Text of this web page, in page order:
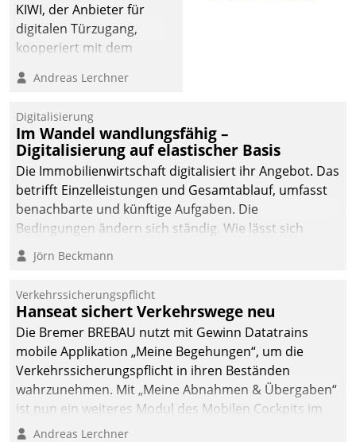
KIWI, der Anbieter für
digitalen Türzugang,
kooperiert mit dem
Softwareentwicklungshaus
Andreas Lerchner
Digitalisierung
Im Wandel wandlungsfähig –
Digitalisierung auf elastischer Basis
Die Immobilienwirtschaft digitalisiert ihr Angebot. Das
betrifft Einzelleistungen und Gesamtablauf, umfasst
benachbarte und künftige Aufgaben. Die
Bedingungen ändern sich ständig. Wie lässt sich
technisch die Kontrolle wahren und zugleich Freiraum
fürs Wachsen öffnen?
Jörn Beckmann
Verkehrssicherungspflicht
Hanseat sichert Verkehrswege neu
Die Bremer BREBAU nutzt mit Gewinn Datatrains
mobile Applikation „Meine Begehungen“, um die
Verkehrssicherungspflicht in ihren Beständen
wahrzunehmen. Mit „Meine Abnahmen & Übergaben“
ist nun ein weiteres Modul des Mobilen Cockpits im
Einsatz.
Andreas Lerchner